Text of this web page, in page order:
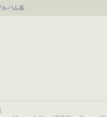
ルバム名